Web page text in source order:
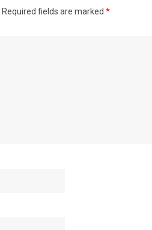
Required fields are marked *